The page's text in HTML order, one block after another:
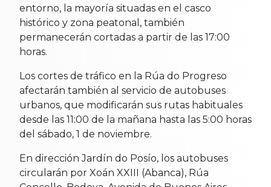
entorno, la mayoría situadas en el casco
histórico y zona peatonal, también
permanecerán cortadas a partir de las 17:00
horas.
Los cortes de tráfico en la Rúa do Progreso
afectarán también al servicio de autobuses
urbanos, que modificarán sus rutas habituales
desde las 11:00 de la mañana hasta las 5:00 horas
del sábado, 1 de noviembre.
En dirección Jardín do Posío, los autobuses
circularán por Xoán XXIII (Abanca), Rúa